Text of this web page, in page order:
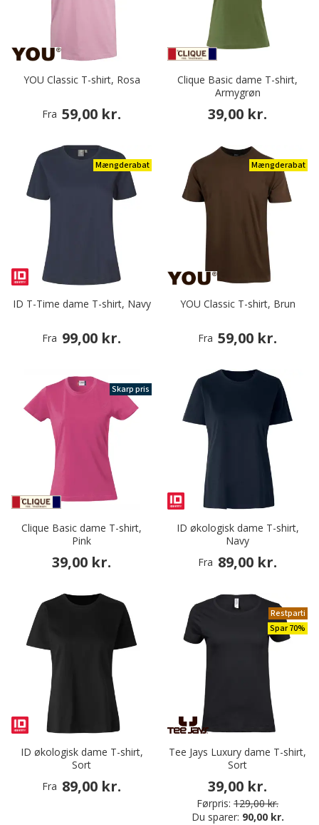
YOU Classic T-shirt, Rosa
Fra 59,00 kr.
Clique Basic dame T-shirt,
Armygrøn
39,00 kr.
Mængderabat
ID T-Time dame T-shirt, Navy
Fra 99,00 kr.
Mængderabat
YOU Classic T-shirt, Brun
Fra 59,00 kr.
Skarp pris
Clique Basic dame T-shirt,
Pink
39,00 kr.
ID økologisk dame T-shirt,
Navy
Fra 89,00 kr.
ID økologisk dame T-shirt,
Sort
Fra 89,00 kr.
Restparti
Spar 70%
Tee Jays Luxury dame T-shirt,
Sort
39,00 kr.
Førpris: 129,00 kr.
Du sparer: 90,00 kr.